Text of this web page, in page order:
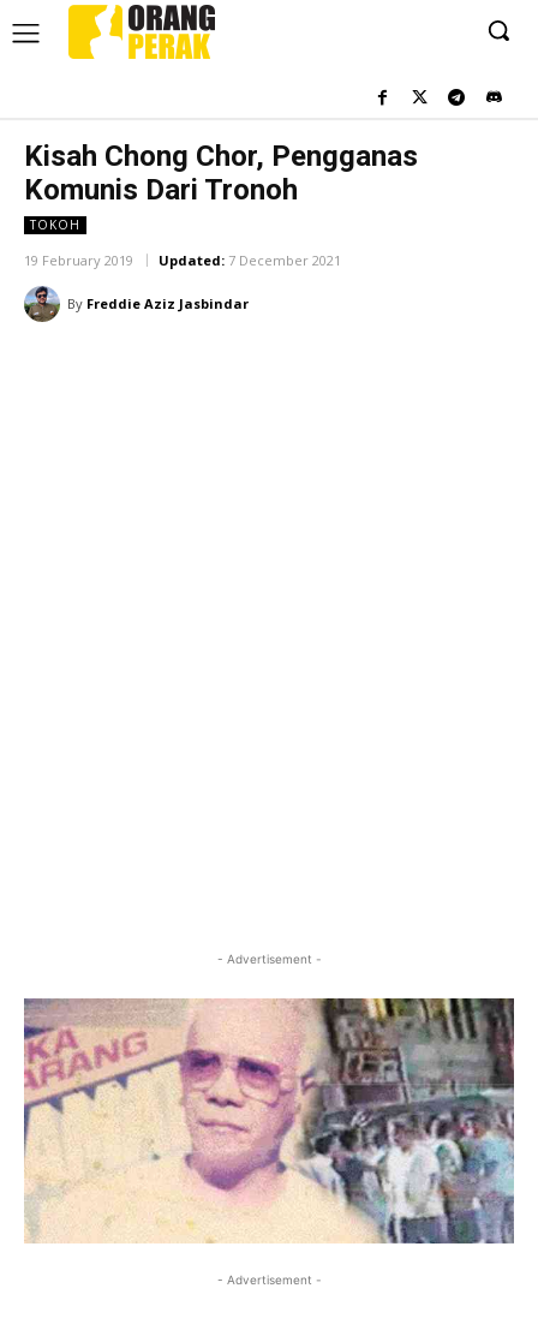
Kisah Chong Chor, Pengganas
Komunis Dari Tronoh
TOKOH
19 February 2019 Updated: 7 December 2021
By Freddie Aziz Jasbindar
- Advertisement -
- Advertisement -